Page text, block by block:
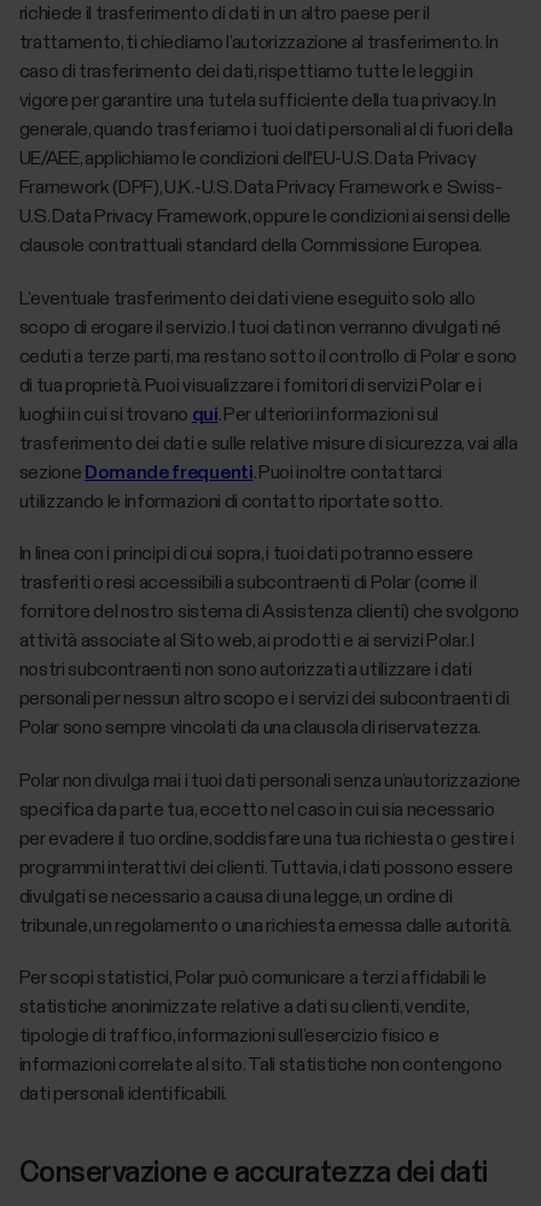
richiede il trasferimento di dati in un altro paese per il
trattamento, ti chiediamo l’autorizzazione al trasferimento. In
caso di trasferimento dei dati, rispettiamo tutte le leggi in
vigore per garantire una tutela sufficiente della tua privacy. In
generale, quando trasferiamo i tuoi dati personali al di fuori della
UE/AEE, applichiamo le condizioni dell'EU-U.S. Data Privacy
Framework (DPF), U.K.-U.S. Data Privacy Framework e Swiss-
U.S. Data Privacy Framework, oppure le condizioni ai sensi delle
clausole contrattuali standard della Commissione Europea.
L’eventuale trasferimento dei dati viene eseguito solo allo
scopo di erogare il servizio. I tuoi dati non verranno divulgati né
ceduti a terze parti, ma restano sotto il controllo di Polar e sono
di tua proprietà. Puoi visualizzare i fornitori di servizi Polar e i
luoghi in cui si trovano qui. Per ulteriori informazioni sul
trasferimento dei dati e sulle relative misure di sicurezza, vai alla
sezione Domande frequenti. Puoi inoltre contattarci
utilizzando le informazioni di contatto riportate sotto.
In linea con i principi di cui sopra, i tuoi dati potranno essere
trasferiti o resi accessibili a subcontraenti di Polar (come il
fornitore del nostro sistema di Assistenza clienti) che svolgono
attività associate al Sito web, ai prodotti e ai servizi Polar. I
nostri subcontraenti non sono autorizzati a utilizzare i dati
personali per nessun altro scopo e i servizi dei subcontraenti di
Polar sono sempre vincolati da una clausola di riservatezza.
Polar non divulga mai i tuoi dati personali senza un’autorizzazione
specifica da parte tua, eccetto nel caso in cui sia necessario
per evadere il tuo ordine, soddisfare una tua richiesta o gestire i
programmi interattivi dei clienti. Tuttavia, i dati possono essere
divulgati se necessario a causa di una legge, un ordine di
tribunale, un regolamento o una richiesta emessa dalle autorità.
Per scopi statistici, Polar può comunicare a terzi affidabili le
statistiche anonimizzate relative a dati su clienti, vendite,
tipologie di traffico, informazioni sull’esercizio fisico e
informazioni correlate al sito. Tali statistiche non contengono
dati personali identificabili.
Conservazione e accuratezza dei dati